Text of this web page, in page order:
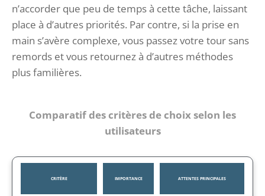
n’accorder que peu de temps à cette tâche, laissant
place à d’autres priorités. Par contre, si la prise en
main s’avère complexe, vous passez votre tour sans
remords et vous retournez à d’autres méthodes
plus familières.
Comparatif des critères de choix selon les
utilisateurs
CRITÈRE IMPORTANCE ATTENTES PRINCIPALES